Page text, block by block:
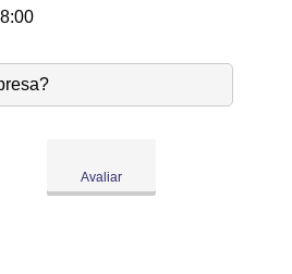
Avaliar